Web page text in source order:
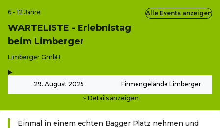
6 - 12 Jahre
WARTELISTE - Erlebnistag
beim Limberger
-
Limberger GmbH
29. August 2025 Firmengelände Limberger
Details anzeigen
Alle Events anzeigen
Einmal in einem echten Bagger Platz nehmen und